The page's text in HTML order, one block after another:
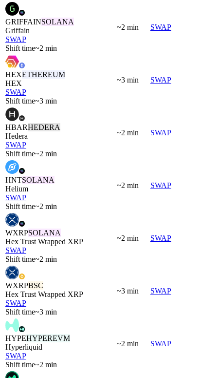
GRIFFAINSOLANA
Griffain
SWAP
Shift time~2 min
~2 min SWAP
HEXETHEREUM
HEX
SWAP
Shift time~3 min
~3 min SWAP
HBARHEDERA
Hedera
SWAP
Shift time~2 min
~2 min SWAP
HNTSOLANA
Helium
SWAP
Shift time~2 min
~2 min SWAP
WXRPSOLANA
Hex Trust Wrapped XRP
SWAP
Shift time~2 min
~2 min SWAP
WXRPBSC
Hex Trust Wrapped XRP
SWAP
Shift time~3 min
~3 min SWAP
HYPEHYPEREVM
Hyperliquid
SWAP
Shift time~2 min
~2 min SWAP